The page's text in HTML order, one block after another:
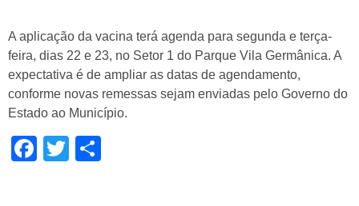
A aplicação da vacina terá agenda para segunda e terça-
feira, dias 22 e 23, no Setor 1 do Parque Vila Germânica. A
expectativa é de ampliar as datas de agendamento,
conforme novas remessas sejam enviadas pelo Governo do
Estado ao Município.
Facebook
Twitter